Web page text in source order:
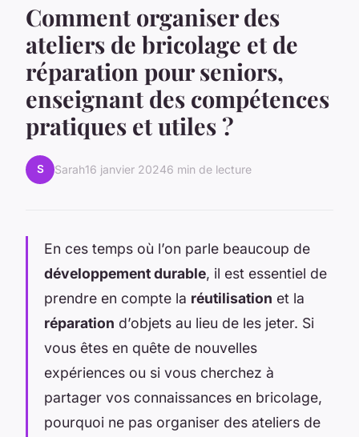
Comment organiser des
ateliers de bricolage et de
réparation pour seniors,
enseignant des compétences
pratiques et utiles ?
S Sarah16 janvier 20246 min de lecture
En ces temps où l’on parle beaucoup de
développement durable, il est essentiel de
prendre en compte la réutilisation et la
réparation d’objets au lieu de les jeter. Si
vous êtes en quête de nouvelles
expériences ou si vous cherchez à
partager vos connaissances en bricolage,
pourquoi ne pas organiser des ateliers de